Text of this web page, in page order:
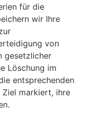
für die
wir Ihre
von
gesetzlicher
Löschung im
entsprechenden
markiert, ihre